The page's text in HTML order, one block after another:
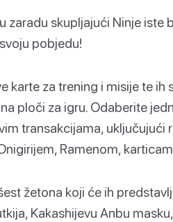
zaradu skupljajući Ninje iste
pobjedu!
karte za trening i misije te ih
ploči za igru. Odaberite
transakcijama,
Ramenom,
žetona koji će ih
Kakashijevu Anbu